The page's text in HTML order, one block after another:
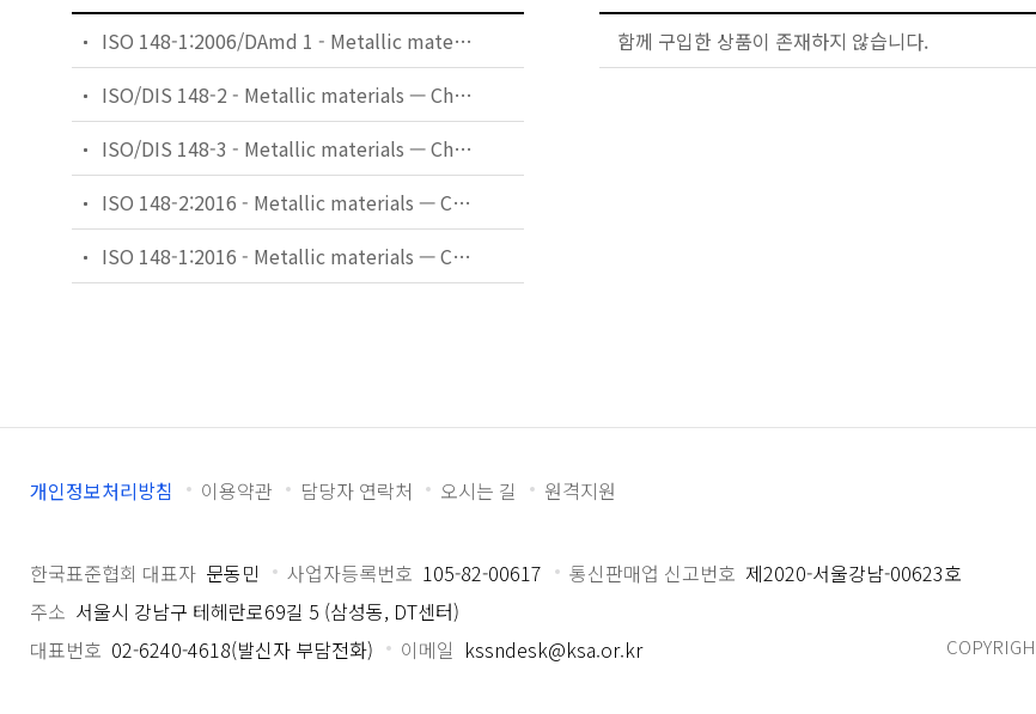
ISO 148-1:2006/DAmd 1 - Metallic materials — Charpy pendulum impact test — Part 1: Test method — Amendment 1: Measurement uncertainty of an absorbed energy value, KV
ISO/DIS 148-2 - Metallic materials — Charpy pendulum impact test — Part 2: Verification of testing machines
ISO/DIS 148-3 - Metallic materials — Charpy pendulum impact test — Part 3: Preparation and characterization of Charpy V-notch reference certified test pieces for indirect verification of pendulum impact testing machines
ISO 148-2:2016 - Metallic materials — Charpy pendulum impact test — Part 2: Verification of testing machines
ISO 148-1:2016 - Metallic materials — Charpy pendulum impact test — Part 1: Test method
함께 구입한 상품이 존재하지 않습니다.
개인정보처리방침 이용약관 담당자 연락처 오시는 길 원격지원
한국표준협회 대표자 문동민 사업자등록번호 105-82-00617 통신판매업 신고번호 제2020-서울강남-00623호
주소 서울시 강남구 테헤란로69길 5 (삼성동, DT센터)
대표번호 02-6240-4618(발신자 부담전화) 이메일 kssndesk@ksa.or.kr